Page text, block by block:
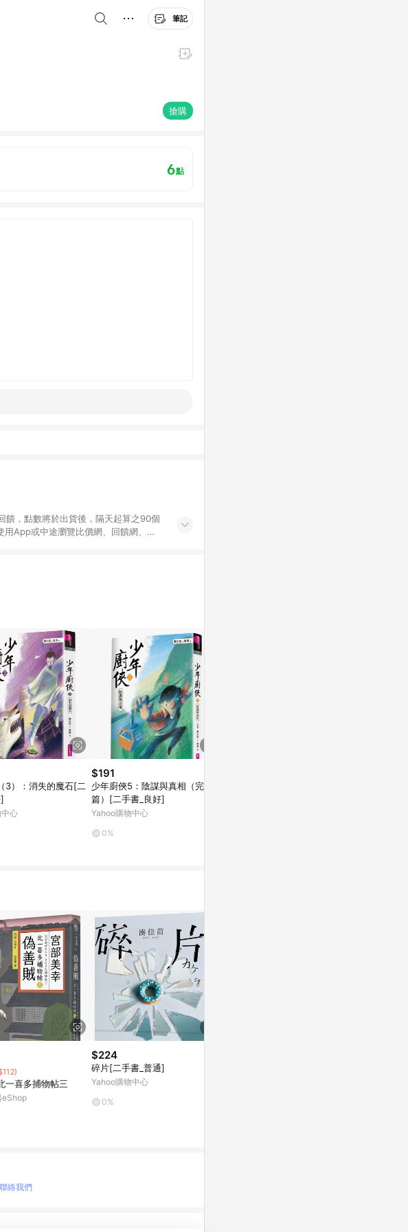
筆記
搶購
6點
饋，點數將於出貨後，隔天起算之90個
App或中途瀏覽比價網、回饋網、
Shopping銷售網頁不符，以銷售網頁
3）：消失的魔石[二
心
$191
少年廚俠5：陰謀與真相（完結
篇）[二手書_良好]
Yahoo購物中心
0%
一喜多捕物帖三
eShop
$224
碎片[二手書_普通]
Yahoo購物中心
0%
聯絡我們